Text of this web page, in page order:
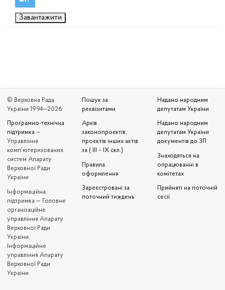
Завантажити
© Верховна Рада
України 1994—2026
Програмно-технічна
підтримка —
Управління
комп'ютеризованих
систем Апарату
Верховної Ради
України
Iнформаційна
підтримка — Головне
організаційне
управління Апарату
Верховної Ради
України,
Інформаційне
управління Апарату
Верховної Ради
України
Пошук за
реквізитами
Архів
законопроєктів,
проєктів інших актів
за ( III – IX скл.)
Правила
оформлення
Зареєстровані за
поточний тиждень
Надано народним
депутатам України
Надано народним
депутатам України
документів до ЗП
Знаходяться на
опрацюванні в
комітетах
Прийняті на поточній
сесії